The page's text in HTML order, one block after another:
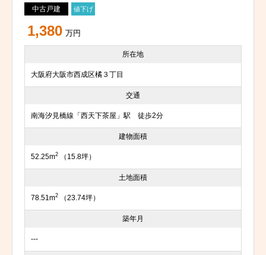
中古戸建 値下げ
1,380 万円
所在地
大阪府大阪市西成区橘３丁目
交通
南海汐見橋線「西天下茶屋」駅 徒歩2分
建物面積
52.25m2 （15.8坪）
土地面積
78.51m2 （23.74坪）
築年月
---